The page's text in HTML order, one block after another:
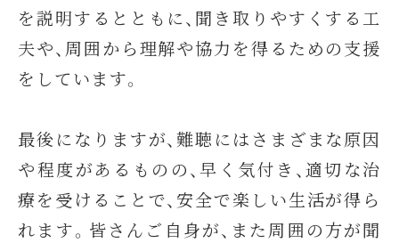
を説明するとともに、聞き取りやすくする工
夫や、周囲から理解や協力を得るための支援
をしています。
最後になりますが、難聴にはさまざまな原因
や程度があるものの、早く気付き、適切な治
療を受けることで、安全で楽しい生活が得ら
れます。皆さんご自身が、また周囲の方が聞